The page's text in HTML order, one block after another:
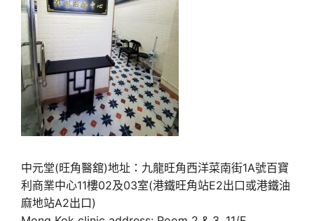
中元堂(旺角醫舘)地址：九龍旺角西洋菜南街1A號百寶
利商業中心11樓02及03室(港鐵旺角站E2出口或港鐵油
麻地站A2出口)